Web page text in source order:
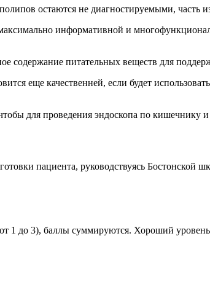
остаются не диагностируемыми, часть
информативной и
содержание питательных веществ для
еще качественней, если будет
для проведения эндоскопа по кишечнику и
пациента, руководствуясь Бостонской
1 до 3), баллы суммируются. Хороший